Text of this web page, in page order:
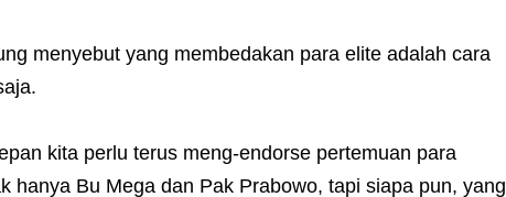
menyebut yang membedakan para elite adalah cara
kita perlu terus meng-endorse pertemuan para
hanya Bu Mega dan Pak Prabowo, tapi siapa pun, yang